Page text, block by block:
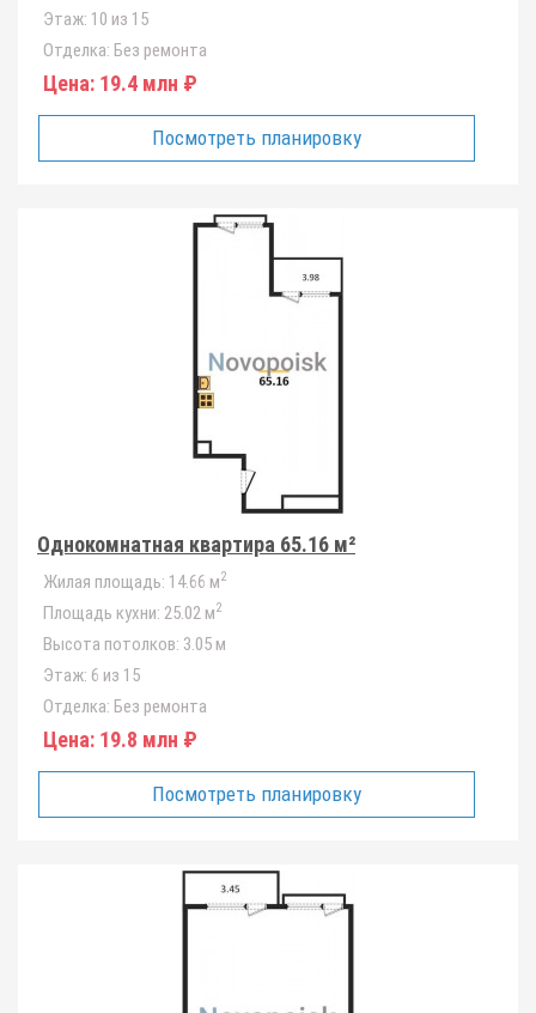
Этаж: 10 из 15
Отделка: Без ремонта
Цена: 19.4 млн ₽
Посмотреть планировку
Однокомнатная квартира 65.16 м²
Жилая площадь: 14.66 м2
Площадь кухни: 25.02 м2
Высота потолков: 3.05 м
Этаж: 6 из 15
Отделка: Без ремонта
Цена: 19.8 млн ₽
Посмотреть планировку